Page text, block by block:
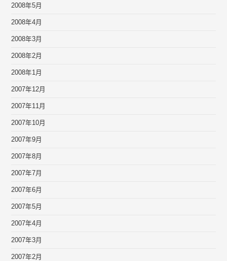
2008年5月
2008年4月
2008年3月
2008年2月
2008年1月
2007年12月
2007年11月
2007年10月
2007年9月
2007年8月
2007年7月
2007年6月
2007年5月
2007年4月
2007年3月
2007年2月